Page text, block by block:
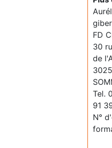
FD
30
de
Tel.
91
N°